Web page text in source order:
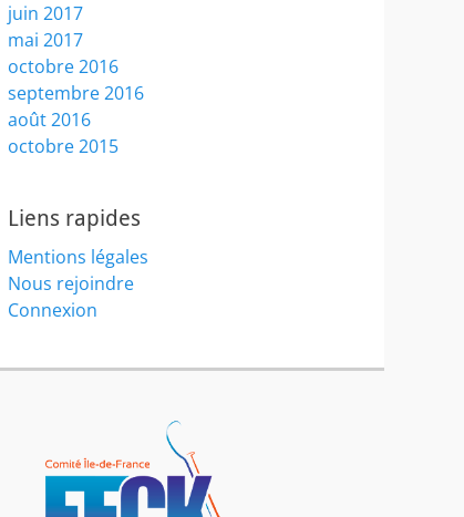
juin 2017
mai 2017
octobre 2016
septembre 2016
août 2016
octobre 2015
Liens rapides
Mentions légales
Nous rejoindre
Connexion